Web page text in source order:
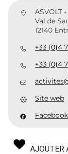
ASVOLT
Val de
12140
+33 (0)4
+33 (0)4
Site web
Facebook
AJOUTER